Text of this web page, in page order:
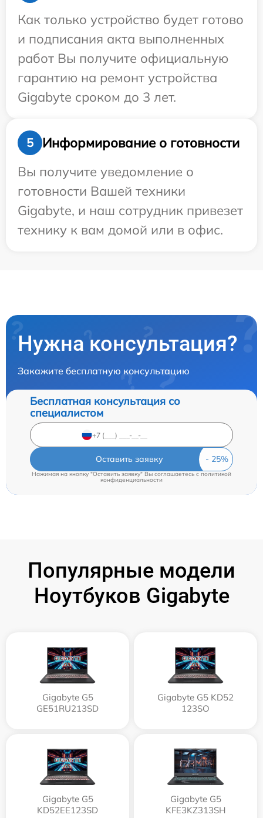
Как только устройство будет готово
и подписания акта выполненных
работ Вы получите официальную
гарантию на ремонт устройства
Gigabyte сроком до 3 лет.
5
Информирование о готовности
Вы получите уведомление о
готовности Вашей техники
Gigabyte, и наш сотрудник привезет
технику к вам домой или в офис.
Нужна консультация?
Закажите бесплатную консультацию
Бесплатная консультация со
специалистом
Оставить заявку
Нажимая на кнопку "Оставить заявку" Вы соглашаетесь c политикой
конфиденциальности
Популярные модели
Ноутбуков Gigabyte
Gigabyte G5
GE51RU213SD
Gigabyte G5 KD52
123SO
Gigabyte G5
KD52EE123SD
Gigabyte G5
KFE3KZ313SH